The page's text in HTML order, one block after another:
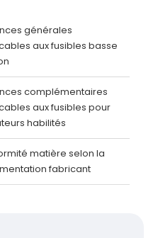
générales
aux fusibles basse
complémentaires
aux fusibles pour
habilités
matière selon la
fabricant